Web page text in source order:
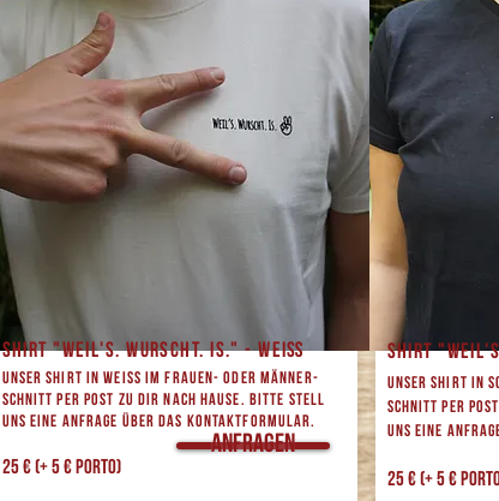
SHIRT "Weil's. Wurscht. Is." - WEIß
Unser Shirt in weiss im Frauen- oder Männer-
Schnitt per Post zu dir nach Hause. Bitte stell
uns eine Anfrage über das Kontaktformular.
25 € (+ 5 € Porto)
Anfragen
SHIRT
Unser Shirt in
Schnitt per
uns eine
25 € (+ 5 €